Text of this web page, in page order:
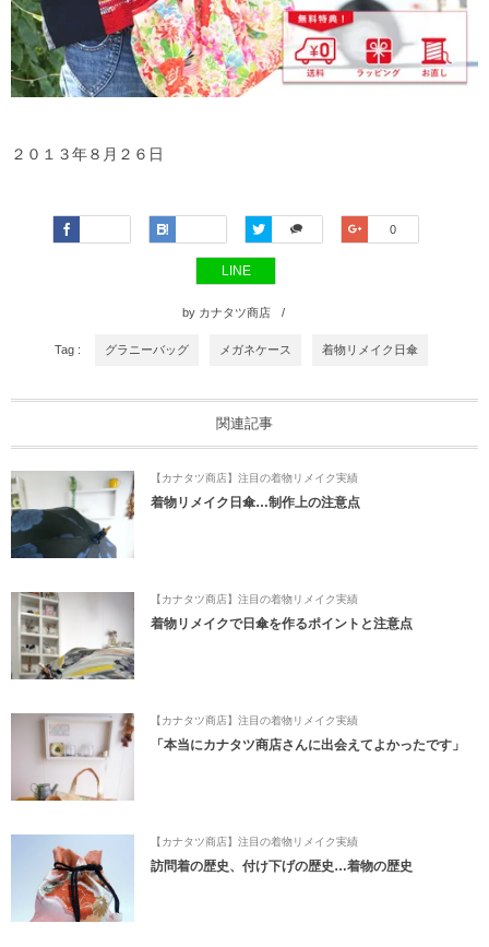
２０１３年８月２６日
Twitter Google+
0
LINE
by カナタツ商店
Tag : グラニーバッグ メガネケース 着物リメイク日傘
関連記事
【カナタツ商店】注目の着物リメイク実績
着物リメイク日傘…制作上の注意点
【カナタツ商店】注目の着物リメイク実績
着物リメイクで日傘を作るポイントと注意点
【カナタツ商店】注目の着物リメイク実績
「本当にカナタツ商店さんに出会えてよかったです」
【カナタツ商店】注目の着物リメイク実績
訪問着の歴史、付け下げの歴史…着物の歴史